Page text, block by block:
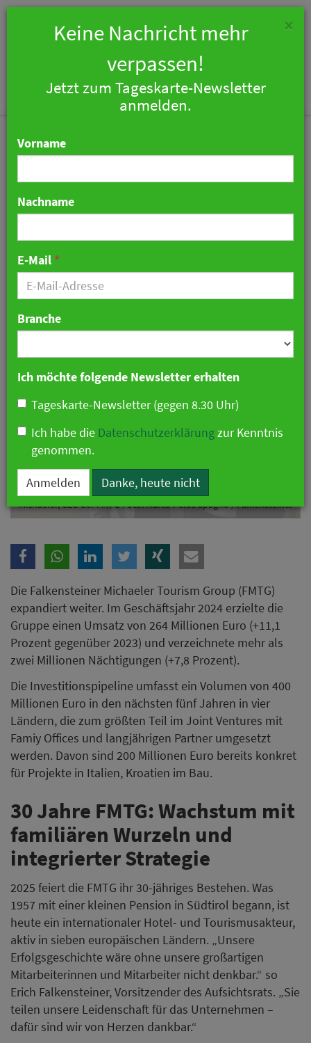
Auch in Deutschland -
Falkensteiner weiter auf
Wachstumskurs
v.l. Erich Falkensteiner, Vorsitzender des Aufsichtsrats und Otmar
Michaeler, CEO der FMTG Foto: Marco Pelos Spagno / Falkensteiner
Die Falkensteiner Michaeler Tourism Group (FMTG)
expandiert weiter. Im Geschäftsjahr 2024 erzielte die
Gruppe einen Umsatz von 264 Millionen Euro (+11,1
Prozent gegenüber 2023) und verzeichnete mehr als
zwei Millionen Nächtigungen (+7,8 Prozent).
Die Investitionspipeline umfasst ein Volumen von 400
Millionen Euro in den nächsten fünf Jahren in vier
Ländern, die zum größten Teil im Joint Ventures mit
Famiy Offices und langjährigen Partner umgesetzt
werden. Davon sind 200 Millionen Euro bereits konkret
für Projekte in Italien, Kroatien im Bau.
30 Jahre FMTG: Wachstum mit
familiären Wurzeln und
integrierter Strategie
2025 feiert die FMTG ihr 30-jähriges Bestehen. Was
1957 mit einer kleinen Pension in Südtirol begann, ist
heute ein internationaler Hotel- und Tourismusakteur,
aktiv in sieben europäischen Ländern. „Unsere
Erfolgsgeschichte wäre ohne unsere großartigen
Mitarbeiterinnen und Mitarbeiter nicht denkbar.“ so
Erich Falkensteiner, Vorsitzender des Aufsichtsrats. „Sie
teilen unsere Leidenschaft für das Unternehmen –
dafür sind wir von Herzen dankbar.“
×
Keine Nachricht mehr
verpassen!
Jetzt zum Tageskarte-Newsletter
anmelden.
Vorname
Nachname
E-Mail *
Branche
Ich möchte folgende Newsletter erhalten
Tageskarte-Newsletter (gegen 8.30 Uhr)
Ich habe die Datenschutzerklärungzur Kenntnis
genommen.
Anmelden Danke, heute nicht